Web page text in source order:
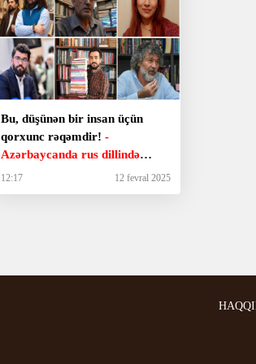
Bu, düşünən bir insan üçün
qorxunc rəqəmdir! -
Azərbaycanda rus dillində
yazılan kitablar nə qədər
12:17 12 fevral 2025